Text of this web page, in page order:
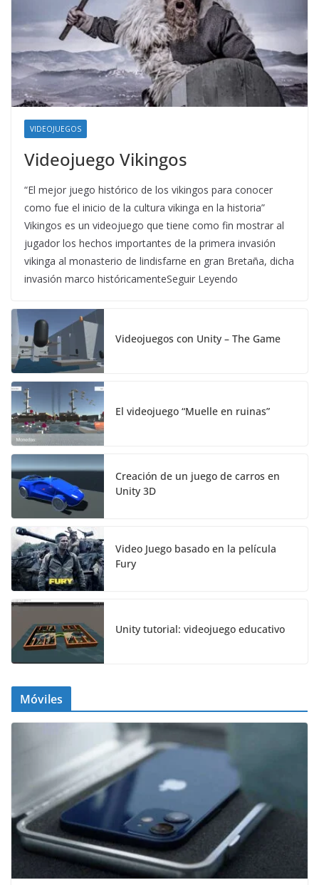
VIDEOJUEGOS
Videojuego Vikingos
“El mejor juego histórico de los vikingos para conocer
como fue el inicio de la cultura vikinga en la historia”
Vikingos es un videojuego que tiene como fin mostrar al
jugador los hechos importantes de la primera invasión
vikinga al monasterio de lindisfarne en gran Bretaña, dicha
invasión marco históricamenteSeguir Leyendo
Videojuegos con Unity – The Game
El videojuego “Muelle en ruinas”
Creación de un juego de carros en
Unity 3D
Video Juego basado en la película
Fury
Unity tutorial: videojuego educativo
Móviles